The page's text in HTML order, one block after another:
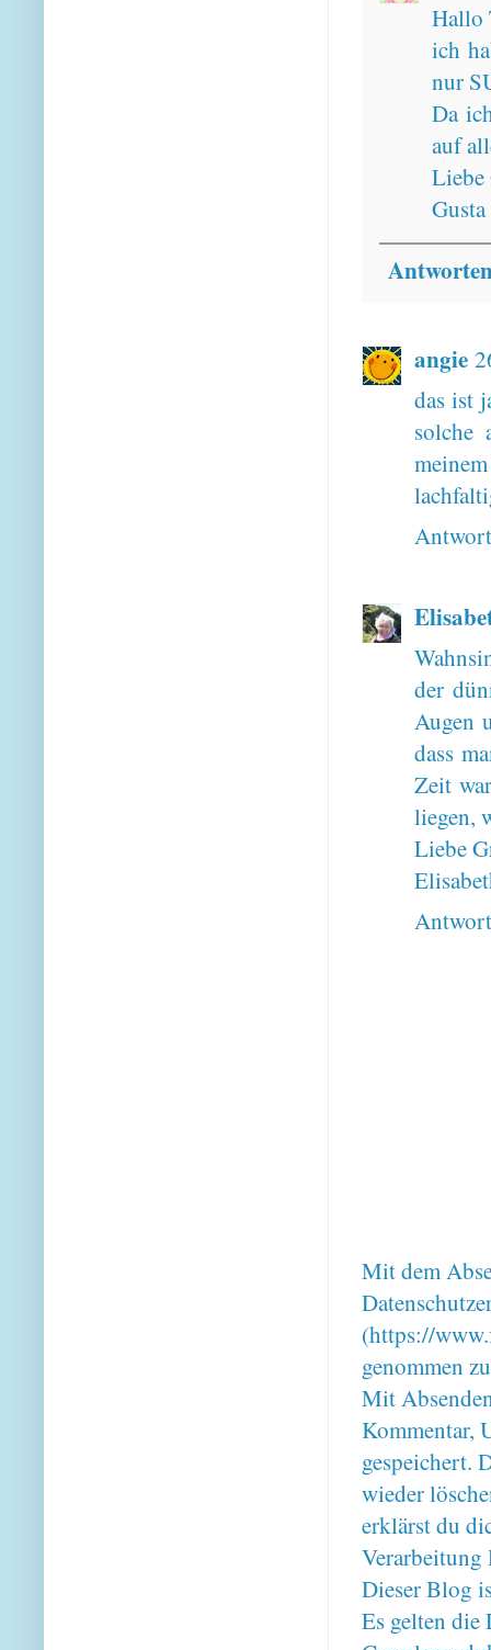
Hallo
ich
nur
Da
auf
Liebe
Gusta
angie
das ist
solche
der
Augen
dass
Zeit
liegen,
Liebe
Mit dem
(https://
genommen
Mit
Kommentar,
gespeichert.
wieder
erklärst du
Verarbeitung
Dieser Blog
Es gelten